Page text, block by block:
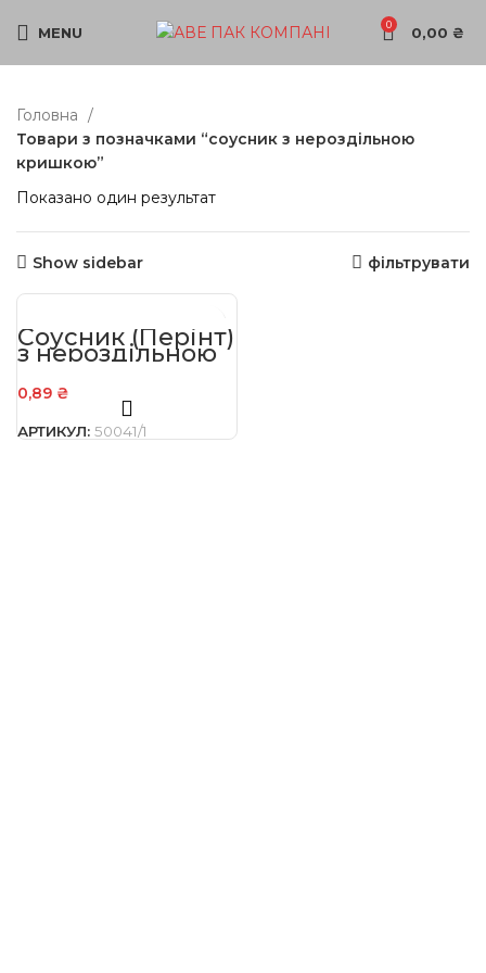
MENU 0 0,00 ₴
Головна
Товари з позначками “соусник з нероздільною
кришкою”
Показано один результат
Show sidebar фільтрувати
Соусник (Перінт)
з нероздільною
кришкою
прозорий 30 мл
0,89 ₴
АРТИКУЛ: 50041/1